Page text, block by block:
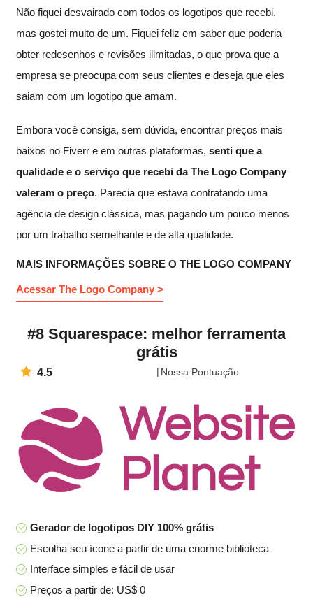
Não fiquei desvairado com todos os logotipos que recebi,
mas gostei muito de um. Fiquei feliz em saber que poderia
obter redesenhos e revisões ilimitadas, o que prova que a
empresa se preocupa com seus clientes e deseja que eles
saiam com um logotipo que amam.
Embora você consiga, sem dúvida, encontrar preços mais
baixos no Fiverr e em outras plataformas, senti que a
qualidade e o serviço que recebi da The Logo Company
valeram o preço. Parecia que estava contratando uma
agência de design clássica, mas pagando um pouco menos
por um trabalho semelhante e de alta qualidade.
MAIS INFORMAÇÕES SOBRE O THE LOGO COMPANY
Acessar The Logo Company >
#8 Squarespace: melhor ferramenta
grátis
4.5 Nossa Pontuação
Gerador de logotipos DIY 100% grátis
Escolha seu ícone a partir de uma enorme biblioteca
Interface simples e fácil de usar
Preços a partir de: US$ 0